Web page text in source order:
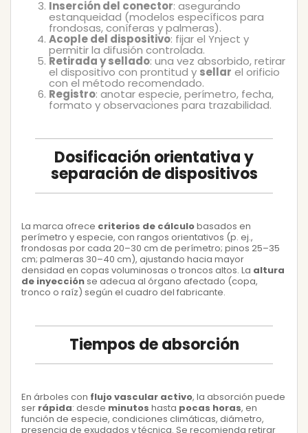
Inserción del conector: asegurando
estanqueidad (modelos específicos para
frondosas, coníferas y palmeras).
Acople del dispositivo: fijar el Ynject y
permitir la difusión controlada.
Retirada y sellado: una vez absorbido, retirar
el dispositivo con prontitud y sellar el orificio
con el método recomendado.
Registro: anotar especie, perímetro, fecha,
formato y observaciones para trazabilidad.
Dosificación orientativa y
separación de dispositivos
La marca ofrece criterios de cálculobasados en
perímetro y especie, con rangos orientativos (p. ej.,
frondosas por cada 20–30 cm de perímetro; pinos 25–35
cm; palmeras 30–40 cm), ajustando hacia mayor
densidad en copas voluminosas o troncos altos. La altura
de inyecciónse adecua al órgano afectado (copa,
tronco o raíz) según el cuadro del fabricante.
Tiempos de absorción
En árboles con flujo vascular activo, la absorción puede
ser rápida: desde minutos hasta pocas horas, en
función de especie, condiciones climáticas, diámetro,
presencia de exudados y técnica. Se recomienda retirar